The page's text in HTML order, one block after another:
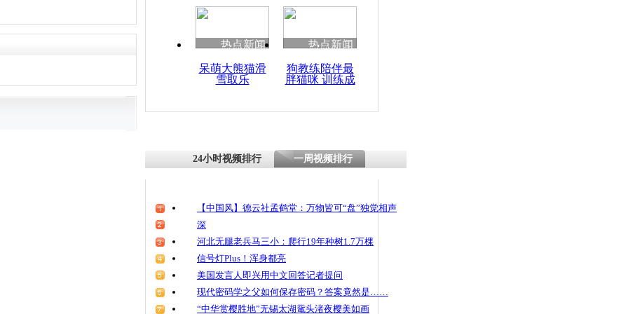
清明祭英烈 哀思悼忠
无牌证警车司机殴打记
热点新闻
呆萌大熊猫滑
雪取乐
热点新闻
狗教练陪伴最
胖猫咪 训练成
24小时视频排行 一周视频排行
【中国风】德云社孟鹤堂：万物皆可“盘”独觉相声
深
河北无腿老兵马三小：爬行19年种树1.7万棵
信号灯Plus！浑身都亮
美国发言人即兴用中文回答记者提问
现代密码学之父如何保存密码？答案竟然是……
“中华赏樱胜地”无锡太湖鼋头渚夜樱美如画